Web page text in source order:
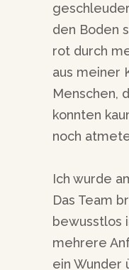
den Boden
rot durch
aus meiner
Menschen,
konnten
noch
Ich wurde
Das Team
bewusstlos
mehrere
ein Wunder